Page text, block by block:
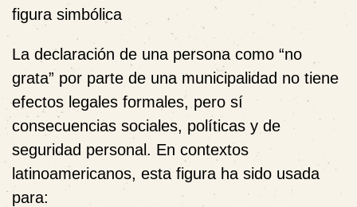
figura simbólica
La declaración de una persona como “no
grata” por parte de una municipalidad no tiene
efectos legales formales, pero sí
consecuencias sociales, políticas y de
seguridad personal. En contextos
latinoamericanos, esta figura ha sido usada
para: